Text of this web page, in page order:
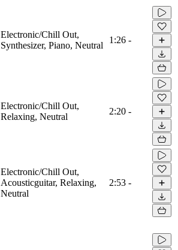
Electronic/Chill Out,
Synthesizer, Piano, Neutral
1:26 -
Electronic/Chill Out,
Relaxing, Neutral
2:20 -
Electronic/Chill Out,
Acousticguitar, Relaxing,
Neutral
2:53 -